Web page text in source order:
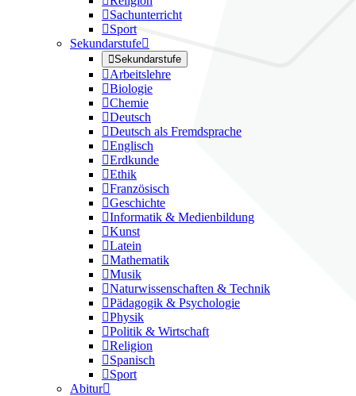
Sachunterricht
Sport
Sekundarstufe
Sekundarstufe
Arbeitslehre
Biologie
Chemie
Deutsch
Deutsch als Fremdsprache
Englisch
Erdkunde
Ethik
Französisch
Geschichte
Informatik & Medienbildung
Kunst
Latein
Mathematik
Musik
Naturwissenschaften & Technik
Pädagogik & Psychologie
Physik
Politik & Wirtschaft
Religion
Spanisch
Sport
Abitur